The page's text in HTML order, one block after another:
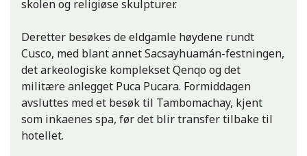
skolen og religiøse skulpturer.
Deretter besøkes de eldgamle høydene rundt
Cusco, med blant annet Sacsayhuamán-festningen,
det arkeologiske komplekset Qenqo og det
militære anlegget Puca Pucara. Formiddagen
avsluttes med et besøk til Tambomachay, kjent
som inkaenes spa, før det blir transfer tilbake til
hotellet.